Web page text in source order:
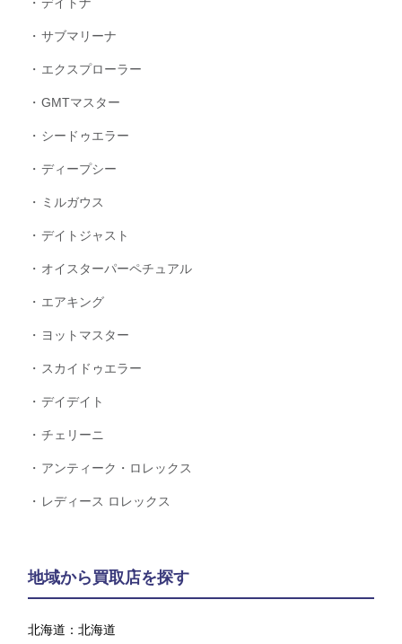
デイトナ
サブマリーナ
エクスプローラー
GMTマスター
シードゥエラー
ディープシー
ミルガウス
デイトジャスト
オイスターパーペチュアル
エアキング
ヨットマスター
スカイドゥエラー
デイデイト
チェリーニ
アンティーク・ロレックス
レディース ロレックス
地域から買取店を探す
北海道：北海道